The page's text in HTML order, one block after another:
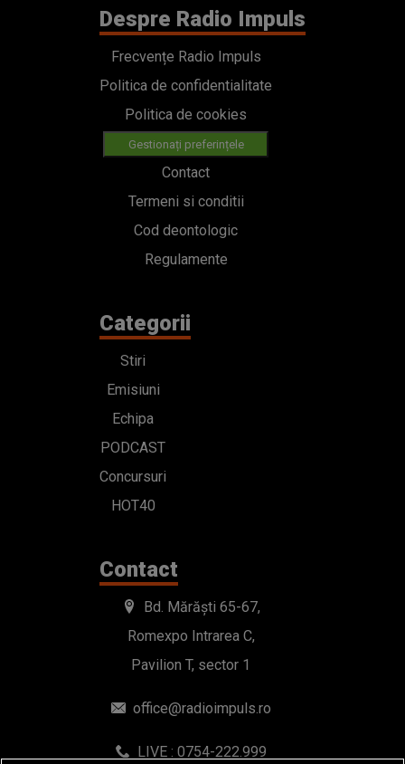
Despre Radio Impuls
Frecvențe Radio Impuls
Politica de confidentialitate
Politica de cookies
Gestionați preferințele
Contact
Termeni si conditii
Cod deontologic
Regulamente
Categorii
Stiri
Emisiuni
Echipa
PODCAST
Concursuri
HOT40
Contact
Bd. Mărăști 65-67,
Romexpo Intrarea C,
Pavilion T, sector 1
office@radioimpuls.ro
LIVE : 0754-222.999